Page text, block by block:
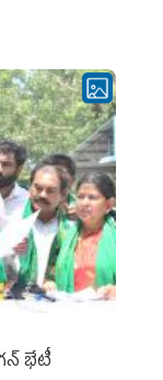
భేటీ